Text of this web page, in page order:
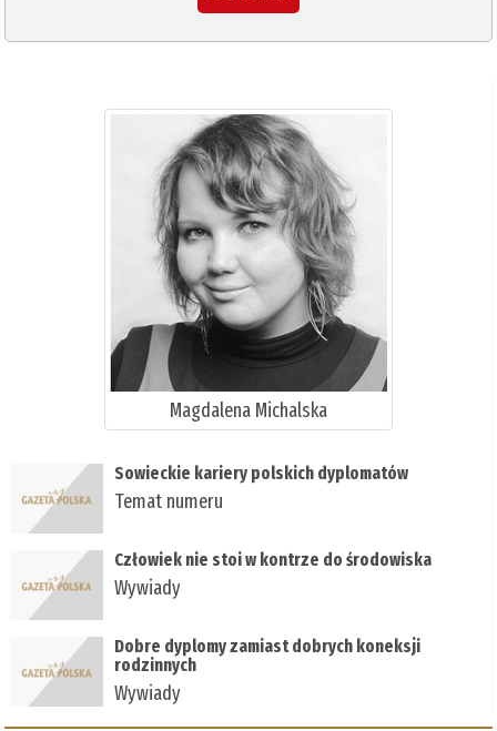
Magdalena Michalska
Sowieckie kariery polskich dyplomatów
Temat numeru
Człowiek nie stoi w kontrze do środowiska
Wywiady
Dobre dyplomy zamiast dobrych koneksji
rodzinnych
Wywiady